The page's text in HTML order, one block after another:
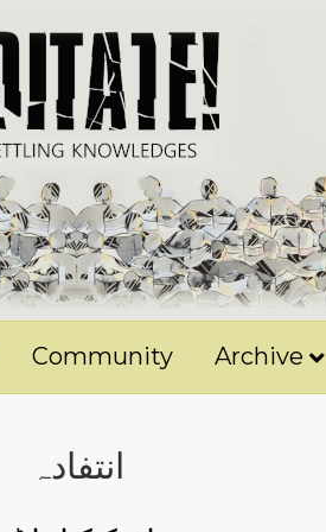
Community Archive
انتفادہ